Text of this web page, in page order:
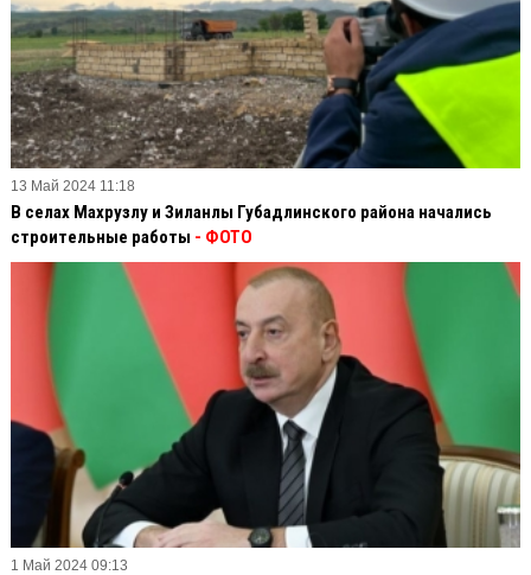
13 Май 2024 11:18
В селах Махрузлу и Зиланлы Губадлинского района начались
строительные работы - ФОТО
1 Май 2024 09:13